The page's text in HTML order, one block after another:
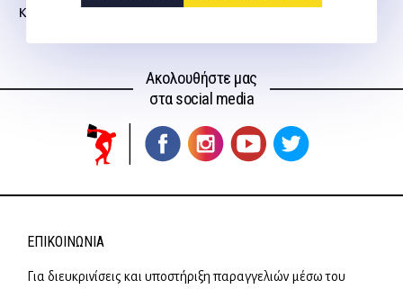
κακώσεων και η αποκατάσταση του αθλητή.
Ακολουθήστε μας
στα social media
ΕΠΙΚΟΙΝΩΝΊΑ
Για διευκρινίσεις και υποστήριξη παραγγελιών μέσω του